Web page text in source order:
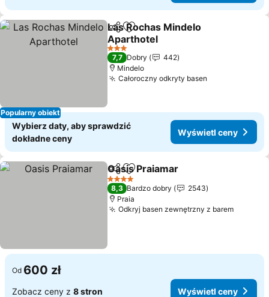
Popularny obiekt
Udostępnij
Dodaj do ulubionych
Las Rochas Mindelo
Aparthotel
3 Kategoria
7,7 Dobry
442
Mindelo
Całoroczny odkryty basen
Wybierz daty, aby sprawdzić
dokładne ceny
Wyświetl ceny
Udostępnij
Dodaj do ulubionych
Oasis Praiamar
4 Kategoria
8,3 Bardzo dobry
2543
Praia
Odkryj basen zewnętrzny z barem
Od 600 zł
Zobacz ceny z 8 stron Wyświetl ceny